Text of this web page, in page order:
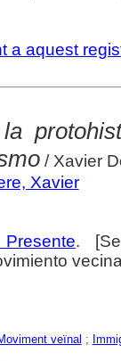
a aquest
/ Xavier
Xavier
.
veïnal ;